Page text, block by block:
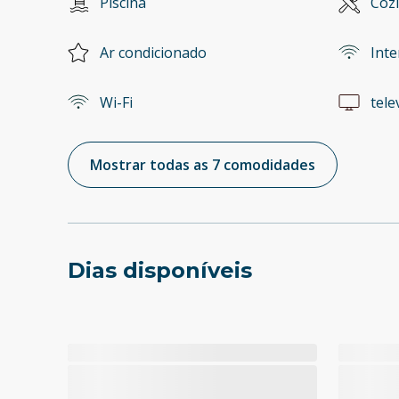
Ar condicionado
Wi-Fi
Mostrar todas as 7 comodidades
Dias disponíveis